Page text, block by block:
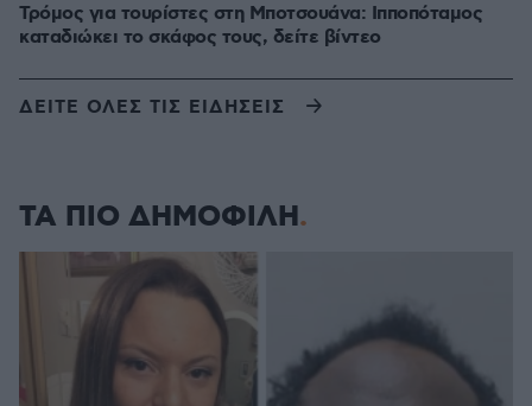
Τρόμος για τουρίστες στη Μποτσουάνα: Ιπποπόταμος
καταδιώκει το σκάφος τους, δείτε βίντεο
ΔΕΙΤΕ ΟΛΕΣ ΤΙΣ ΕΙΔΗΣΕΙΣ
ΤΑ ΠΙΟ ΔΗΜΟΦΙΛΗ